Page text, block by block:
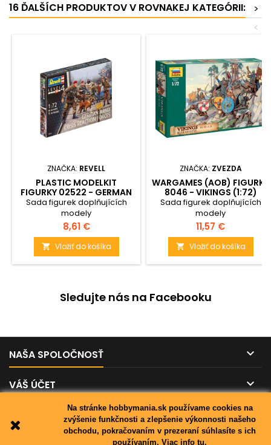
Na stránke hobbymania.sk používame cookies na
zvýšenie funkčnosti a zlepšenie výkonnosti našeho
obchodu, pokračovaním v prezeraní súhlasíte s ich
používaním. Viac info tu.
16 ĎALŠÍCH PRODUKTOV V ROVNAKEJ KATEGÓRII:
>
<
ZNAČKA: REVELL
PLASTIC MODELKIT
FIGURKY 02522 - GERMAN
ARMY CRISIS REACTION
FORCE (1:72)
Sada figurek doplňujících
modely
Cena
8,61 €
 Vložiť do košíka
ZNAČKA: ZVEZDA
WARGAMES (AOB) FIGURKY
8046 - VIKINGS (1:72)
Sada figurek doplňujících
modely
Cena
11,57 €
 Vložiť do košíka
Sledujte nás na Facebooku
NAŠA SPOLOČNOSŤ 
VÁŠ ÚČET 
